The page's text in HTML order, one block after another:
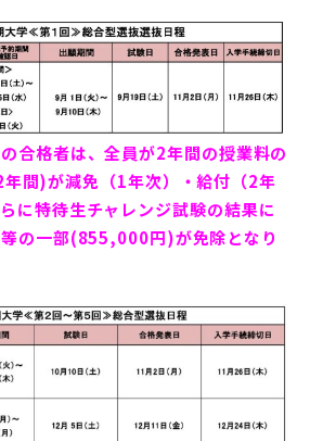
企業の方
合格者は、全員が2年間の授業料の
間)が減免（1年次）・給付（2年
に特待生チャレンジ試験の結果に
の一部(855,000円)が免除となり